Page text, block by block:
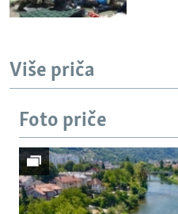
Više priča
Foto priče